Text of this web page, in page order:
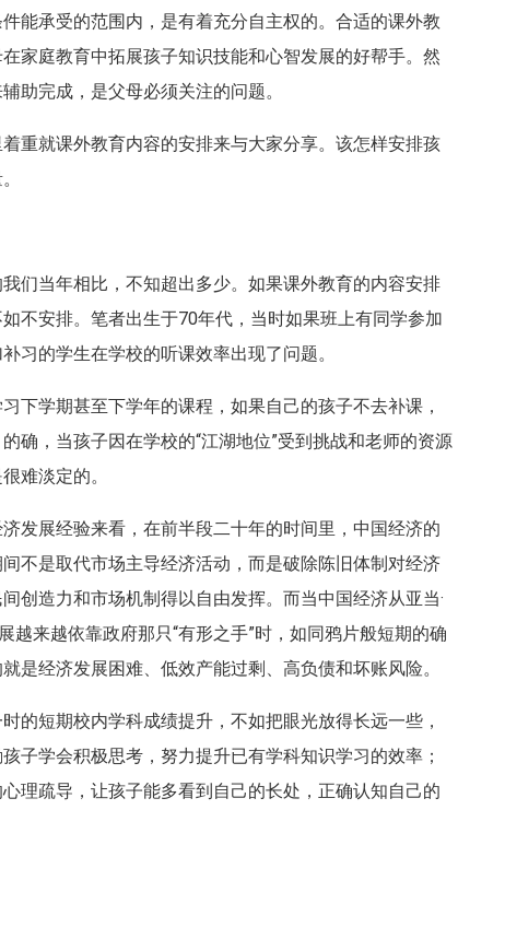
能承受的范围内，是有着充分自主权的。合适的课外教
家庭教育中拓展孩子知识技能和心智发展的好帮手。然
助完成，是父母必须关注的问题。
重就课外教育内容的安排来与大家分享。该怎样安排孩
们当年相比，不知超出多少。如果课外教育的内容安排
不安排。笔者出生于70年代，当时如果班上有同学参加
习的学生在学校的听课效率出现了问题。
下学期甚至下学年的课程，如果自己的孩子不去补课，
确，当孩子因在学校的“江湖地位”受到挑战和老师的资源
难淡定的。
发展经验来看，在前半段二十年的时间里，中国经济的
不是取代市场主导经济活动，而是破除陈旧体制对经济
创造力和市场机制得以自由发挥。而当中国经济从亚当·
越来越依靠政府那只“有形之手”时，如同鸦片般短期的确
是经济发展困难、低效产能过剩、高负债和坏账风险。
的短期校内学科成绩提升，不如把眼光放得长远一些，
子学会积极思考，努力提升已有学科知识学习的效率；
理疏导，让孩子能多看到自己的长处，正确认知自己的